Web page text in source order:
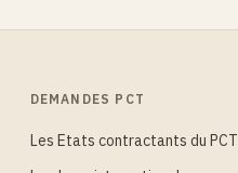
DEMANDES PCT
Les Etats contractants du PCT